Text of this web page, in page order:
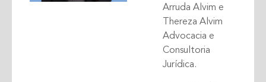
Arruda Alvim e
Thereza Alvim
Advocacia e
Consultoria
Jurídica.